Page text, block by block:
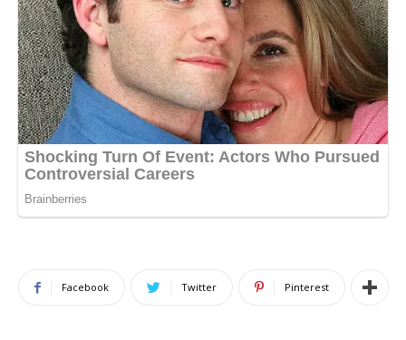
Facebook Twitter Pinterest